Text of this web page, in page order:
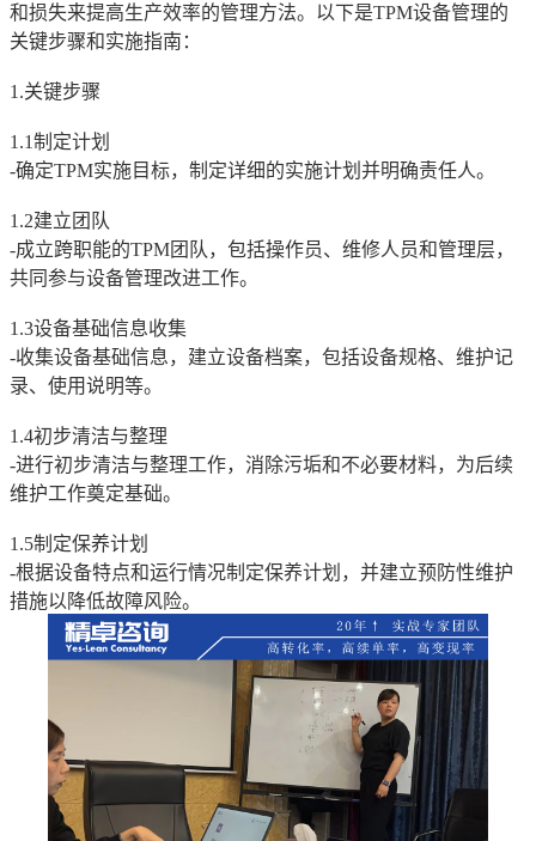
和损失来提高生产效率的管理方法。以下是TPM设备管理的
关键步骤和实施指南：
1.关键步骤
1.1制定计划
-确定TPM实施目标，制定详细的实施计划并明确责任人。
1.2建立团队
-成立跨职能的TPM团队，包括操作员、维修人员和管理层，
共同参与设备管理改进工作。
1.3设备基础信息收集
-收集设备基础信息，建立设备档案，包括设备规格、维护记
录、使用说明等。
1.4初步清洁与整理
-进行初步清洁与整理工作，消除污垢和不必要材料，为后续
维护工作奠定基础。
1.5制定保养计划
-根据设备特点和运行情况制定保养计划，并建立预防性维护
措施以降低故障风险。